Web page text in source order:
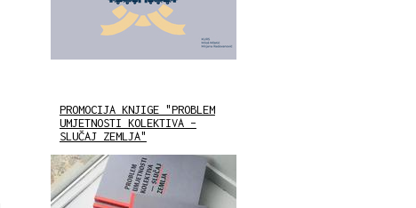
PROMOCIJA KNJIGE "PROBLEM
UMJETNOSTI KOLEKTIVA –
SLUČAJ ZEMLJA"